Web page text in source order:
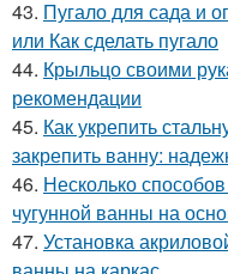
43. Пугало для сада и
или Как сделать пугало
44. Крыльцо своими
рекомендации
45. Как укрепить
закрепить ванну:
46. Несколько
чугунной ванны на
47. Установка